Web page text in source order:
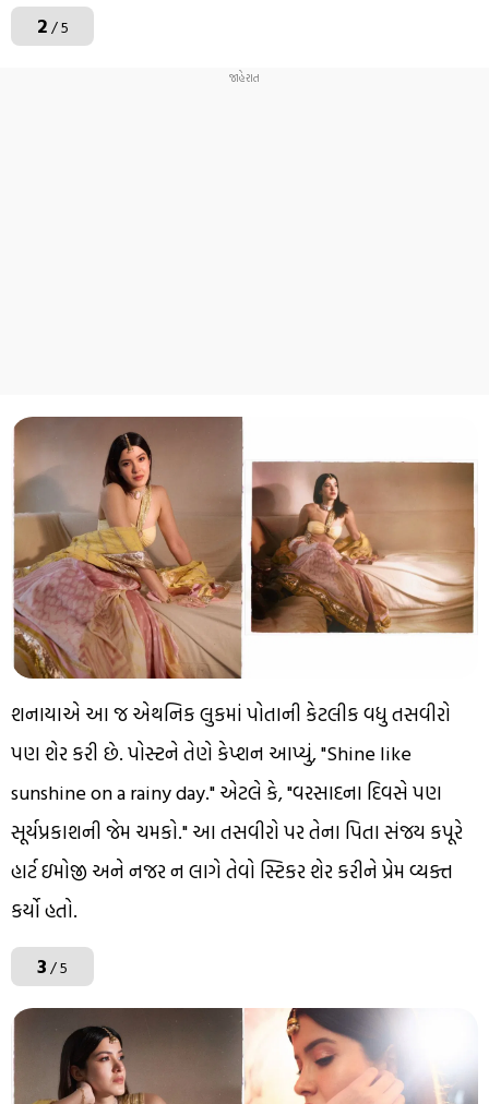
2/ 5
શનાયાએ આ જ એથનિક લુકમાં પોતાની કેટલીક વધુ તસવીરો
પણ શેર કરી છે. પોસ્ટને તેણે કેપ્શન આપ્યું, "Shine like
sunshine on a rainy day." એટલે કે, "વરસાદના દિવસે પણ
સૂર્યપ્રકાશની જેમ ચમકો." આ તસવીરો પર તેના પિતા સંજય કપૂરે
હાર્ટ ઇમોજી અને નજર ન લાગે તેવો સ્ટિકર શેર કરીને પ્રેમ વ્યક્ત
કર્યો હતો.
3/ 5